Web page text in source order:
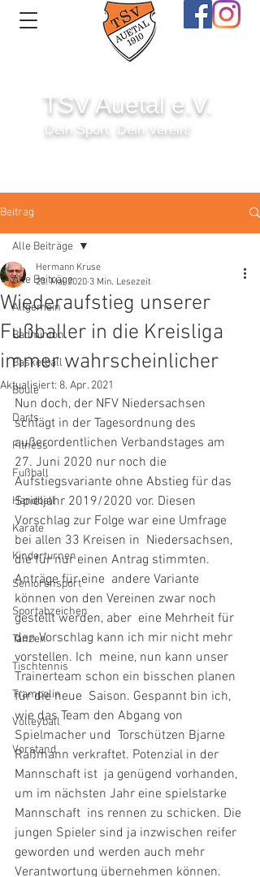
TSV Auetal e.V.
Dein Sport. Dein Verein!
Beitrag
Alle Beiträge
Allgemein
Badminton
Basketball
Boule
Darts
Fitness
Fußball
Handball
Karate
Kinderturnen
Seniorensport
Sportabzeichen
Tanzen
Tischtennis
Trampolin
Volleyball
Vorstand
Alle Beiträge
Wiederaufstieg unserer
Fußballer in die Kreisliga
immer wahrscheinlicher
Hermann Kruse
23. Mai 2020 3 Min. Lesezeit
Aktualisiert: 8. Apr. 2021
Nun doch, der NFV Niedersachsen
schlägt in der Tagesordnung des
außerordentlichen Verbandstages am
27. Juni 2020 nur noch die
Aufstiegsvariante ohne Abstieg für das
Spieljahr 2019/2020 vor. Diesen
Vorschlag zur Folge war eine Umfrage
bei allen 33 Kreisen in  Niedersachsen,
die für nur einen Antrag stimmten.
Anträge für eine  andere Variante
können von den Vereinen zwar noch
gestellt werden, aber  eine Mehrheit für
den Vorschlag kann ich mir nicht mehr
vorstellen. Ich  meine, nun kann unser
Trainerteam schon ein bisschen planen
für die neue  Saison. Gespannt bin ich,
wie das Team den Abgang von
Spielmacher und  Torschützen Bjarne
Raßmann verkraftet. Potenzial in der
Mannschaft ist  ja genügend vorhanden,
um im nächsten Jahr eine spielstarke
Mannschaft  ins rennen zu schicken. Die
jungen Spieler sind ja inzwischen reifer
geworden und werden auch mehr
Verantwortung übernehmen können.